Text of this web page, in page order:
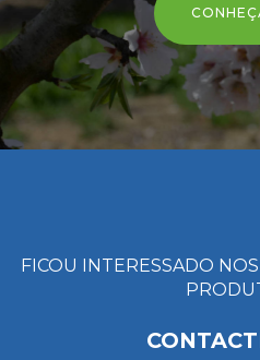
FICOU INTERESSADO